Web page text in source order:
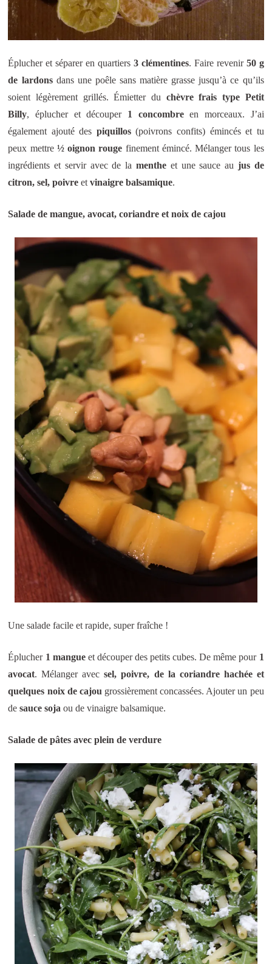
Éplucher et séparer en quartiers 3 clémentines. Faire revenir 50 g
de lardonsdans une poêle sans matière grasse jusqu’à ce qu’ils
soient légèrement grillés. Émietter du chèvre frais type Petit
Billy, éplucher et découper 1 concombreen morceaux. J’ai
également ajouté des piquillos(poivrons confits) émincés et tu
peux mettre ½ oignon rouge finement émincé. Mélanger tous les
ingrédients et servir avec de la menthe et une sauce au jus de
citron, sel, poivre etvinaigre balsamique.
Salade de mangue, avocat, coriandre et noix de cajou
Une salade facile et rapide, super fraîche !
Éplucher 1 mangueet découper des petits cubes. De même pour 1
avocat. Mélanger avecsel, poivre, de la coriandre hachée et
quelques noix de cajou grossièrement concassées. Ajouter un peu
desauce soja ou de vinaigre balsamique.
Salade de pâtes avec plein de verdure